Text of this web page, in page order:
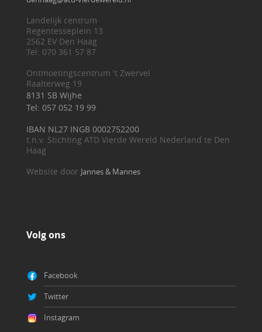
Landelijk centrum
Regentesseplein 13
2562 EV Den Haag
Tel: 070 361 57 87
Ontmoetingscentrum 't Zwervel
Raalterweg 19
8131 SB Wijhe
Tel: 057 052 19 99
IBAN NL27 INGB 0002752200
t.n.v. Stichting ATD Vierde Wereld Nederland te Den
Haag
Website door Jannes & Mannes
Volg ons
Facebook
Twitter
Instagram